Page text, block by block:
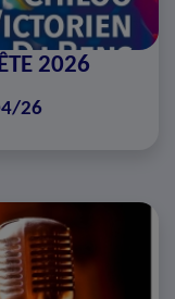
2026
26